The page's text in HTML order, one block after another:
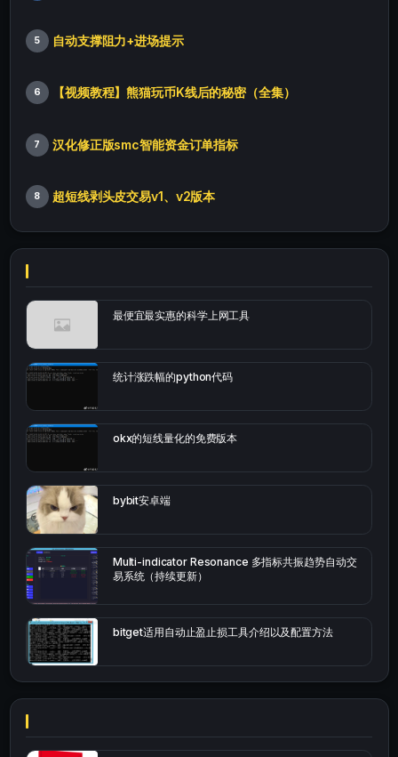
5 自动支撑阻力+进场提示
6 【视频教程】熊猫玩币K线后的秘密（全集）
7 汉化修正版smc智能资金订单指标
8 超短线剥头皮交易v1、v2版本
最便宜最实惠的科学上网工具
统计涨跌幅的python代码
okx的短线量化的免费版本
bybit安卓端
Multi-indicator Resonance 多指标共振趋势自动交
易系统（持续更新）
bitget适用自动止盈止损工具介绍以及配置方法